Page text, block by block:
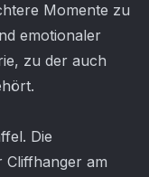
Momente zu
emotionaler
zu der auch
Die
Cliffhanger am